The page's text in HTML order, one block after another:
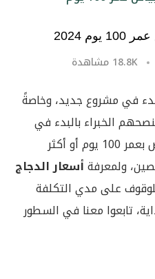
2024
18.8K مشاهدة
في مشروع جديد، وخاصةً
الخبراء بالبدء في
مشروعهم بتربية الدجاج البياض بعمر 100 يوم أو أكثر
ولمعرفةأسعار الدجاج
على مدي التكلفة
تابعوا معنا في السطور